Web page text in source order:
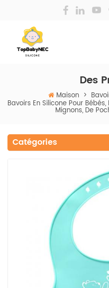
Des
Maison >
Bavoirs En Silicone Pour
Mignons, De
Catégories